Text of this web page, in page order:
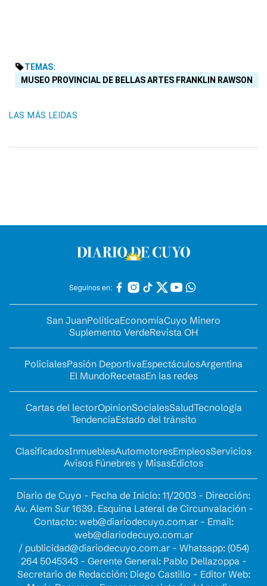
TEMAS:
MUSEO PROVINCIAL DE BELLAS ARTES FRANKLIN RAWSON
LAS MÁS LEIDAS
Seguinos en:
San JuanPolíticaEconomíaCuyo Minero
Suplemento VerdeRevista OH
PolicialesPasión DeportivaEspectáculosArgentina
El MundoRecetasEn las redes
Cartas del lectorOpinionSocialesSaludTecnología
TendenciaEstado del tránsito
ClasificadosInmueblesAutomotoresEmpleosServicios
Avisos Fúnebres y MisasEdictos
Diario de Cuyo - Fecha de Inicio: 11/2003 - Dirección:
Av. Alem Sur 1639. Esquina Lateral de Circunvalación -
Contacto: web@diariodecuyo.com.ar- Email:
web@diariodecuyo.com.ar
/ publicidad@diariodecuyo.com.ar- Whatsapp: (054)
264 5045343 - Gerente General: Pablo Dellazoppa -
Secretario de Redacción: Diego Castillo - Editor Web: